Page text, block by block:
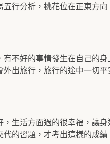
行分析，桃花位在正東方
不好的事情發生在自己的
出旅行，旅行的途中一切
生活方面過的很幸福，讓
的習題，才考出這樣的成績